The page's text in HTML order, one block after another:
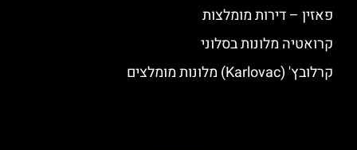
פאזין – דירות מומלצות
קרואטיה מלונות בסלוני
קרלובץ' (Karlovac) מלונות מומלצים